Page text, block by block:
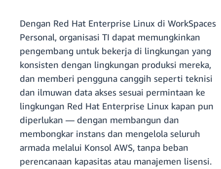
Dengan Red Hat Enterprise Linux di WorkSpaces
Personal, organisasi TI dapat memungkinkan
pengembang untuk bekerja di lingkungan yang
konsisten dengan lingkungan produksi mereka,
dan memberi pengguna canggih seperti teknisi
dan ilmuwan data akses sesuai permintaan ke
lingkungan Red Hat Enterprise Linux kapan pun
diperlukan — dengan membangun dan
membongkar instans dan mengelola seluruh
armada melalui Konsol AWS, tanpa beban
perencanaan kapasitas atau manajemen lisensi.